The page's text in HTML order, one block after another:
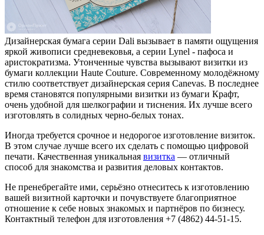
Дизайнерская бумага серии Dali вызывает в памяти ощущения
яркой живописи средневековья, а серии Lynel - пафоса и
аристократизма. Утонченные чувства вызывают визитки из
бумаги коллекции Haute Couture. Современному молодёжному
стилю соответствует дизайнерская серия Canevas. В последнее
время становятся популярными визитки из бумаги Крафт,
очень удобной для шелкографии и тиснения. Их лучше всего
изготовлять в солидных черно-белых тонах.
Иногда требуется срочное и недорогое изготовление визиток.
В этом случае лучше всего их сделать с помощью цифровой
печати. Качественная уникальная визитка — отличный
способ для знакомства и развития деловых контактов.
Не пренебрегайте ими, серьёзно отнеситесь к изготовлению
вашей визитной карточки и почувствуете благоприятное
отношение к себе новых знакомых и партнёров по бизнесу.
Контактный телефон для изготовления +7 (4862) 44-51-15.